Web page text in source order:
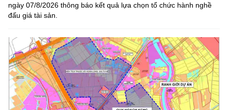
ngày 07/8/2026 thông báo kết quả lựa chọn tổ chức hành nghề
đấu giá tài sản.